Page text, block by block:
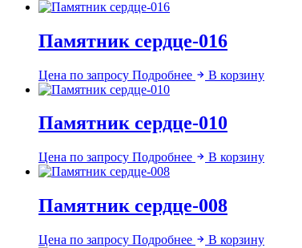
Памятник сердце-016
Цена по запросу Подробнее В корзину
Памятник сердце-010
Цена по запросу Подробнее В корзину
Памятник сердце-008
Цена по запросу Подробнее В корзину